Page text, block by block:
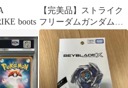
boots
【完美品】ストライク
フリーダムガンダム
LR++ スーパーパラレ
ル